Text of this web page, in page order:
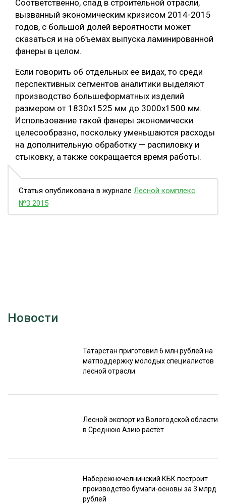
Соответственно, спад в строительной отрасли,
вызванный экономическим кризисом 2014-2015
годов, с большой долей вероятности может
сказаться и на объемах выпуска ламинированной
фанеры в целом.
Если говорить об отдельных ее видах, то среди
перспективных сегментов аналитики выделяют
производство большеформатных изделий
размером от 1830х1525 мм до 3000х1500 мм.
Использование такой фанеры экономически
целесообразно, поскольку уменьшаются расходы
на дополнительную обработку — распиловку и
стыковку, а также сокращается время работы.
Статья опубликована в журнале Лесной комплекс
№3 2015
Новости
Татарстан приготовил 6 млн рублей на
матподдержку молодых специалистов
лесной отрасли
Лесной экспорт из Вологодской области
в Среднюю Азию растёт
Набережночелнинский КБК построит
производство бумаги-основы за 3 млрд
рублей